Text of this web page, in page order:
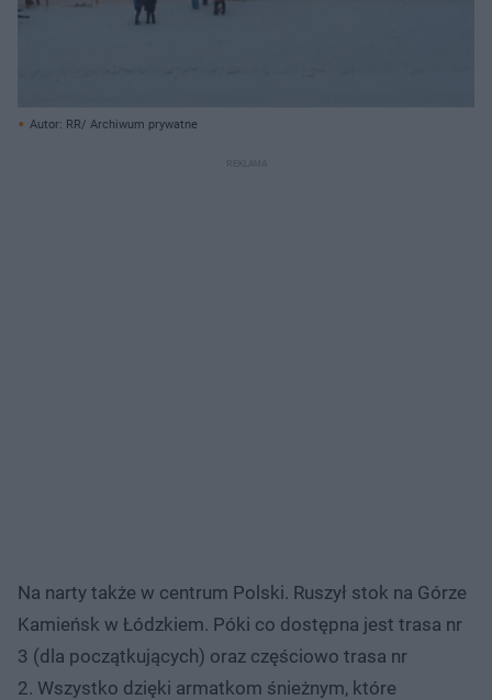
Autor: RR/ Archiwum prywatne
Na narty także w centrum Polski. Ruszył stok na Górze
Kamieńsk w Łódzkiem. Póki co dostępna jest trasa nr
3 (dla początkujących) oraz częściowo trasa nr
2. Wszystko dzięki armatkom śnieżnym, które